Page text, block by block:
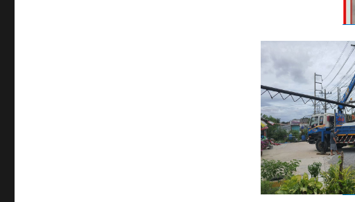
อุตสาหกรรม